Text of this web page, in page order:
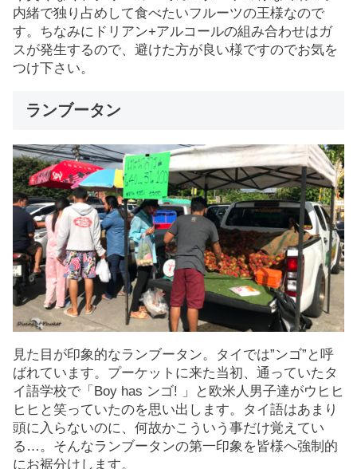
内緒で独り占めして食べたいフルーツの王様なので
す。ちなみにドリアン+アルコールの組み合わせはガ
スが発生するので、避けた方が良い様ですのでお気を
つけ下さい。
ランブータン
見た目が印象的なランブータン。タイでは”ンゴ”と呼
ばれています。プーケットに来た当初、通っていたタ
イ語学校で「Boy has ンゴ! 」と欧米人男子達がウヒヒ
ヒヒと笑っていたのを思い出します。タイ語はあまり
頭に入らないのに、何故かこういう事だけ覚えてい
る…。そんなランブータンの第一印象を皆様へ強制的
にお裾分けします。